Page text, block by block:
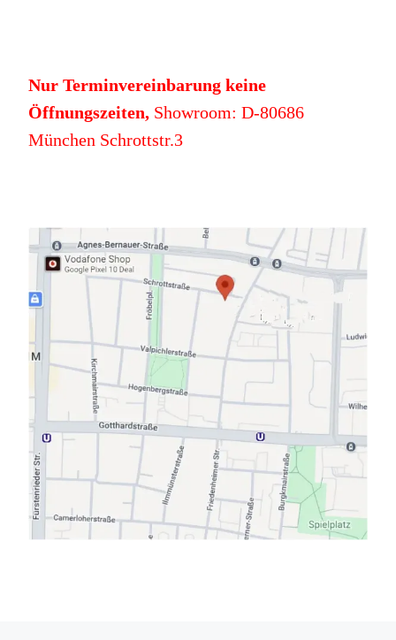
Nur Terminvereinbarung keine
Öffnungszeiten,Showroom: D-80686
München Schrottstr.3